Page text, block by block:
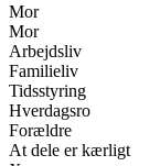
Mor
Mor
Arbejdsliv
Familieliv
Tidsstyring
Hverdagsro
Forældre
At dele er kærligt